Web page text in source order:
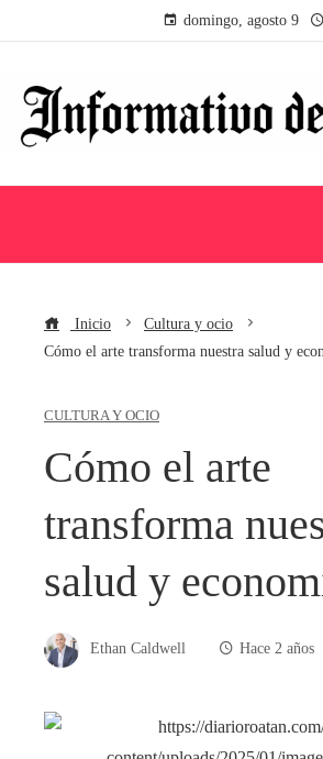
domingo, agosto 9
Inicio
Cultura y ocio
Cómo el arte transforma nuestra salud y
CULTURA Y OCIO
Cómo el arte
transforma
salud y
Ethan Caldwell Hace 2 años